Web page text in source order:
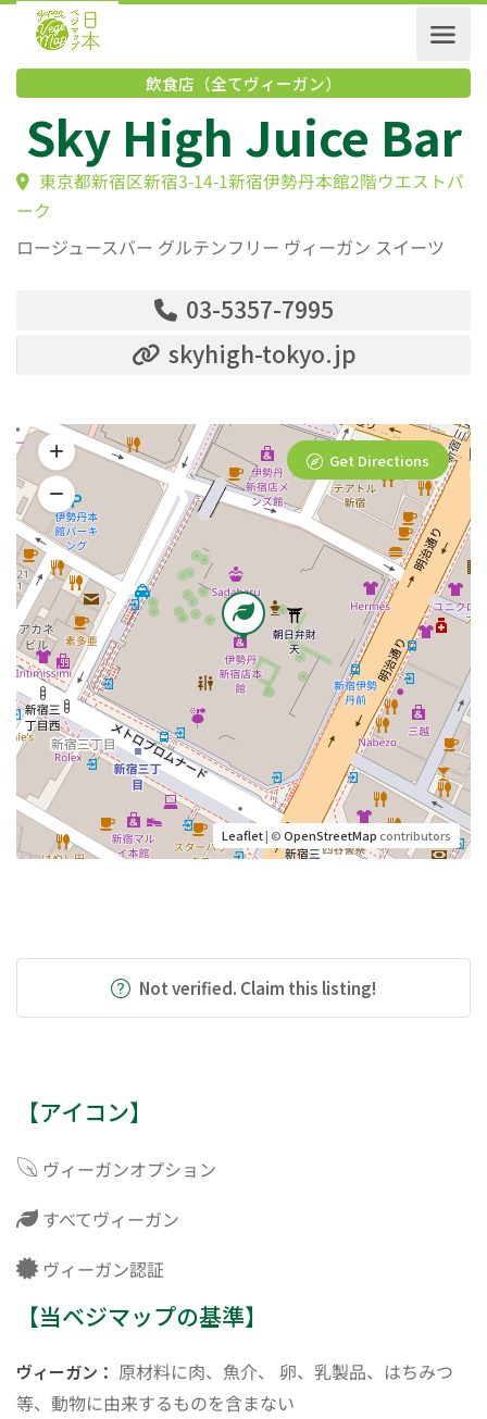
飲食店（全てヴィーガン）
Sky High Juice
東京都新宿区新宿3-14-1新宿伊勢丹本館2階ウエス
ロージュースバー グルテンフリー ヴィーガン スイーツ
03-5357-7995
skyhigh-tokyo.jp
Leaflet| ©OpenStreetMapcontributors
Get Directions
Not verified. Claim this listing!
【アイコン】
ヴィーガンオプション
すべてヴィーガン
ヴィーガン認証
【当ベジマップの基準】
ヴィーガン： 原材料に肉、魚介、 卵、乳製品、はちみつ
等、動物に由来するものを含まない